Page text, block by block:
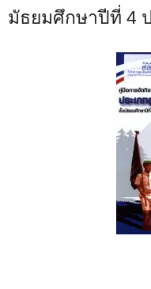
มัธยมศึกษาปีที่ 4